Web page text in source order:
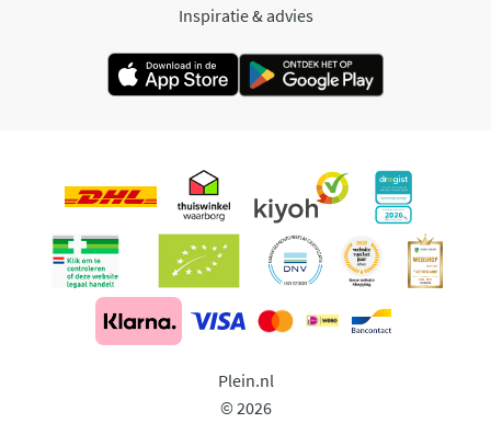
Inspiratie & advies
Plein.nl
© 2026